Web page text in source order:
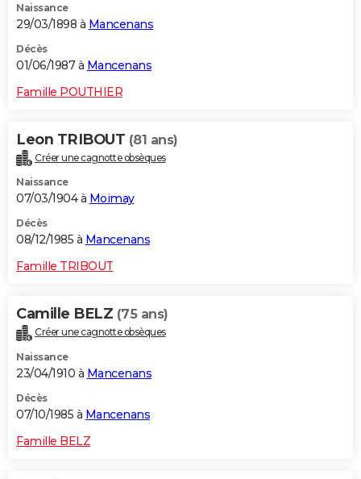
Naissance
29/03/1898 à Mancenans
Décès
01/06/1987 à Mancenans
Famille POUTHIER
Leon TRIBOUT (81 ans)
Créer une cagnotte obsèques
Naissance
07/03/1904 à Moimay
Décès
08/12/1985 à Mancenans
Famille TRIBOUT
Camille BELZ (75 ans)
Créer une cagnotte obsèques
Naissance
23/04/1910 à Mancenans
Décès
07/10/1985 à Mancenans
Famille BELZ